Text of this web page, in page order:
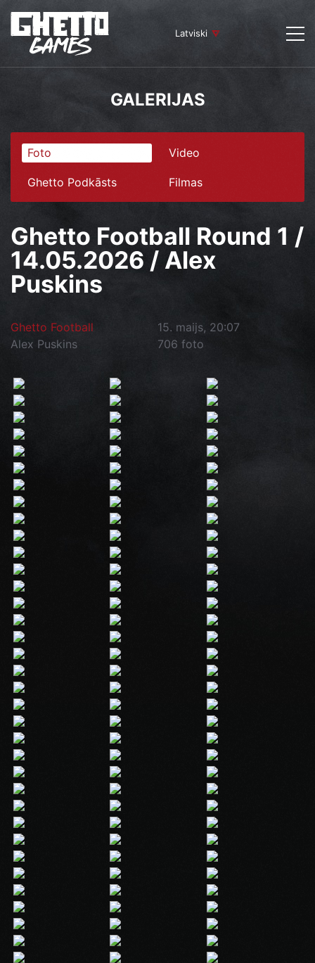
Latviski
GALERIJAS
Foto Video
Ghetto Podkāsts Filmas
Ghetto Football Round 1 /
14.05.2026 / Alex
Puskins
Ghetto Football
15. maijs, 20:07
Alex Puskins
706 foto